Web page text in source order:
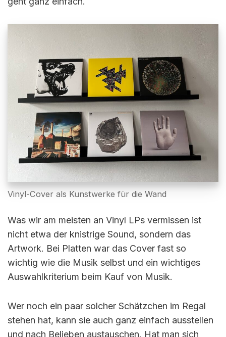
Vinyl-Cover als Kunstwerke für die Wand
Was wir am meisten an Vinyl LPs vermissen ist
nicht etwa der knistrige Sound, sondern das
Artwork. Bei Platten war das Cover fast so
wichtig wie die Musik selbst und ein wichtiges
Auswahlkriterium beim Kauf von Musik.
Wer noch ein paar solcher Schätzchen im Regal
stehen hat, kann sie auch ganz einfach ausstellen
und nach Belieben austauschen. Hat man sich